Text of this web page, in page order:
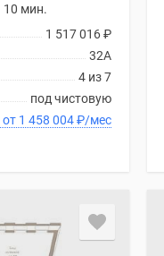
10 мин.
1 517 016₽
32А
4 из 7
под чистовую
В ипотеку от 1 458 004₽/мес